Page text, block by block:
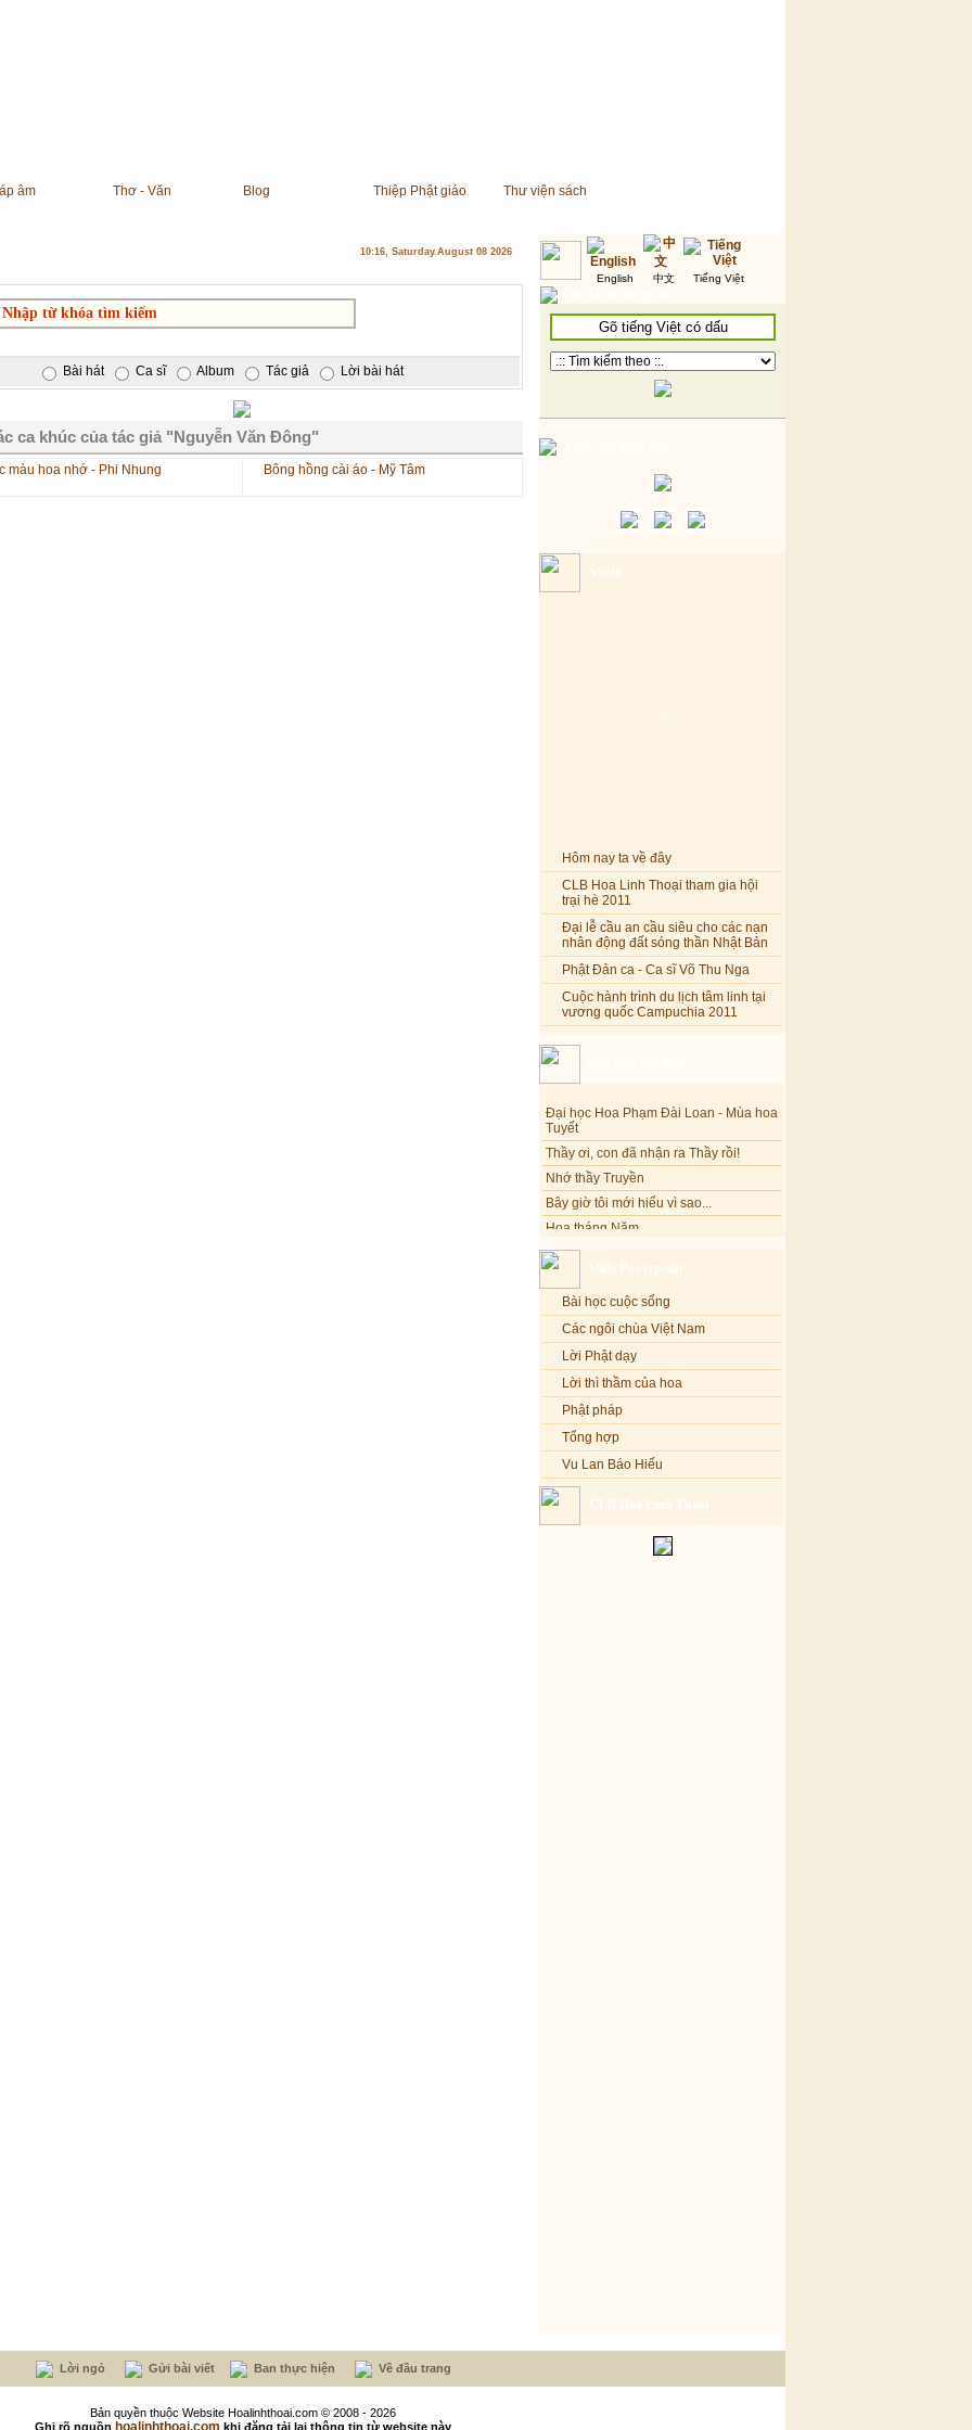
âm Thơ - Văn Blog Thiệp Phật giáo Thư viện sách
10:16, Saturday.August 08 2026
Bài hát Ca sĩ Album Tác giả Lời bài hát
ca khúc của tác giả "Nguyễn Văn Đông"
màu hoa nhớ - Phi Nhung Bông hồng cài áo - Mỹ Tâm
English 中文 Tiếng Việt
Video
Hôm nay ta về đây
CLB Hoa Linh Thoại tham gia hội
trại hè 2011
Đại lễ cầu an cầu siêu cho các nạn
nhân động đất sóng thần Nhật Bản
Phật Đản ca - Ca sĩ Võ Thu Nga
Cuộc hành trình du lịch tâm linh tại
vương quốc Campuchia 2011
Tuyết
Thầy ơi, con đã nhận ra Thầy rồi!
Nhớ thầy Truyền
Bây giờ tôi mới hiểu vì sao...
Hoa tháng Năm
Tôi mắc nợ ông Sáu
Đi tìm vũ khúc mùa hè
Mơ màng Phật dạy....
Lời thú tội của chị gái nhỏ nhen
Slide Powerpoint
Bài học cuộc sống
Các ngôi chùa Việt Nam
Lời Phật dạy
Lời thì thầm của hoa
Phật pháp
Tổng hợp
Vu Lan Báo Hiếu
CLB Hoa Linh Thoại
Lời ngỏ Gửi bài viết Ban thực hiện Về đầu trang
Bản quyền thuộc Website Hoalinhthoai.com © 2008 - 2026
Ghi rõ nguồn hoalinhthoai.com khi đăng tải lại thông tin từ website này